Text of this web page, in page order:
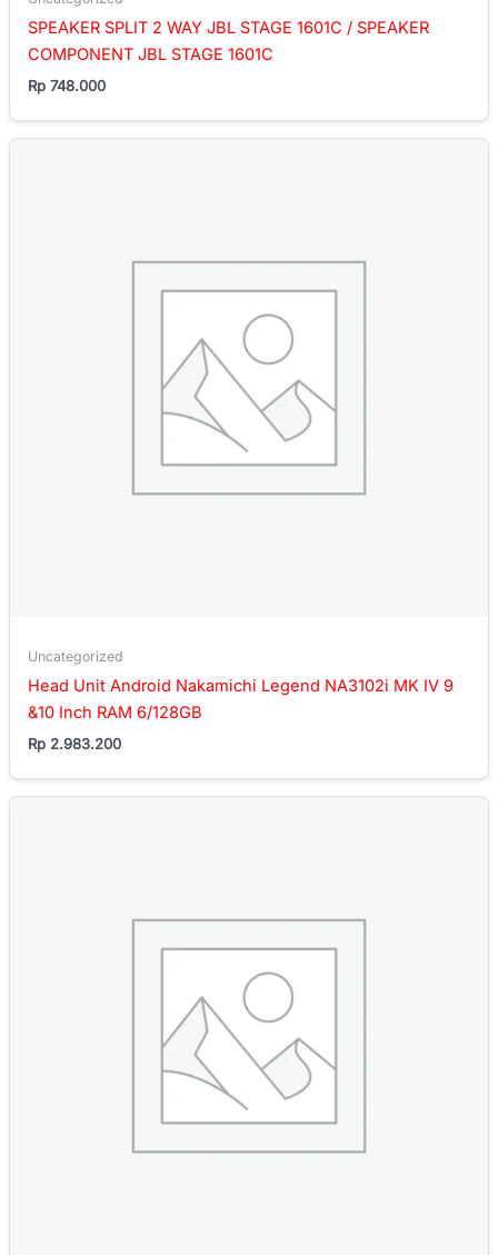
SPEAKER SPLIT 2 WAY JBL STAGE 1601C / SPEAKER
COMPONENT JBL STAGE 1601C
Rp 748.000
Uncategorized
Head Unit Android Nakamichi Legend NA3102i MK IV 9
&10 Inch RAM 6/128GB
Rp 2.983.200